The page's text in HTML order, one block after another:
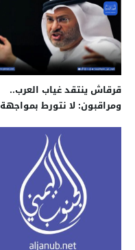
قرقاش ينتقد غياب العرب..
ومراقبون: لا نتورط بمواجهة